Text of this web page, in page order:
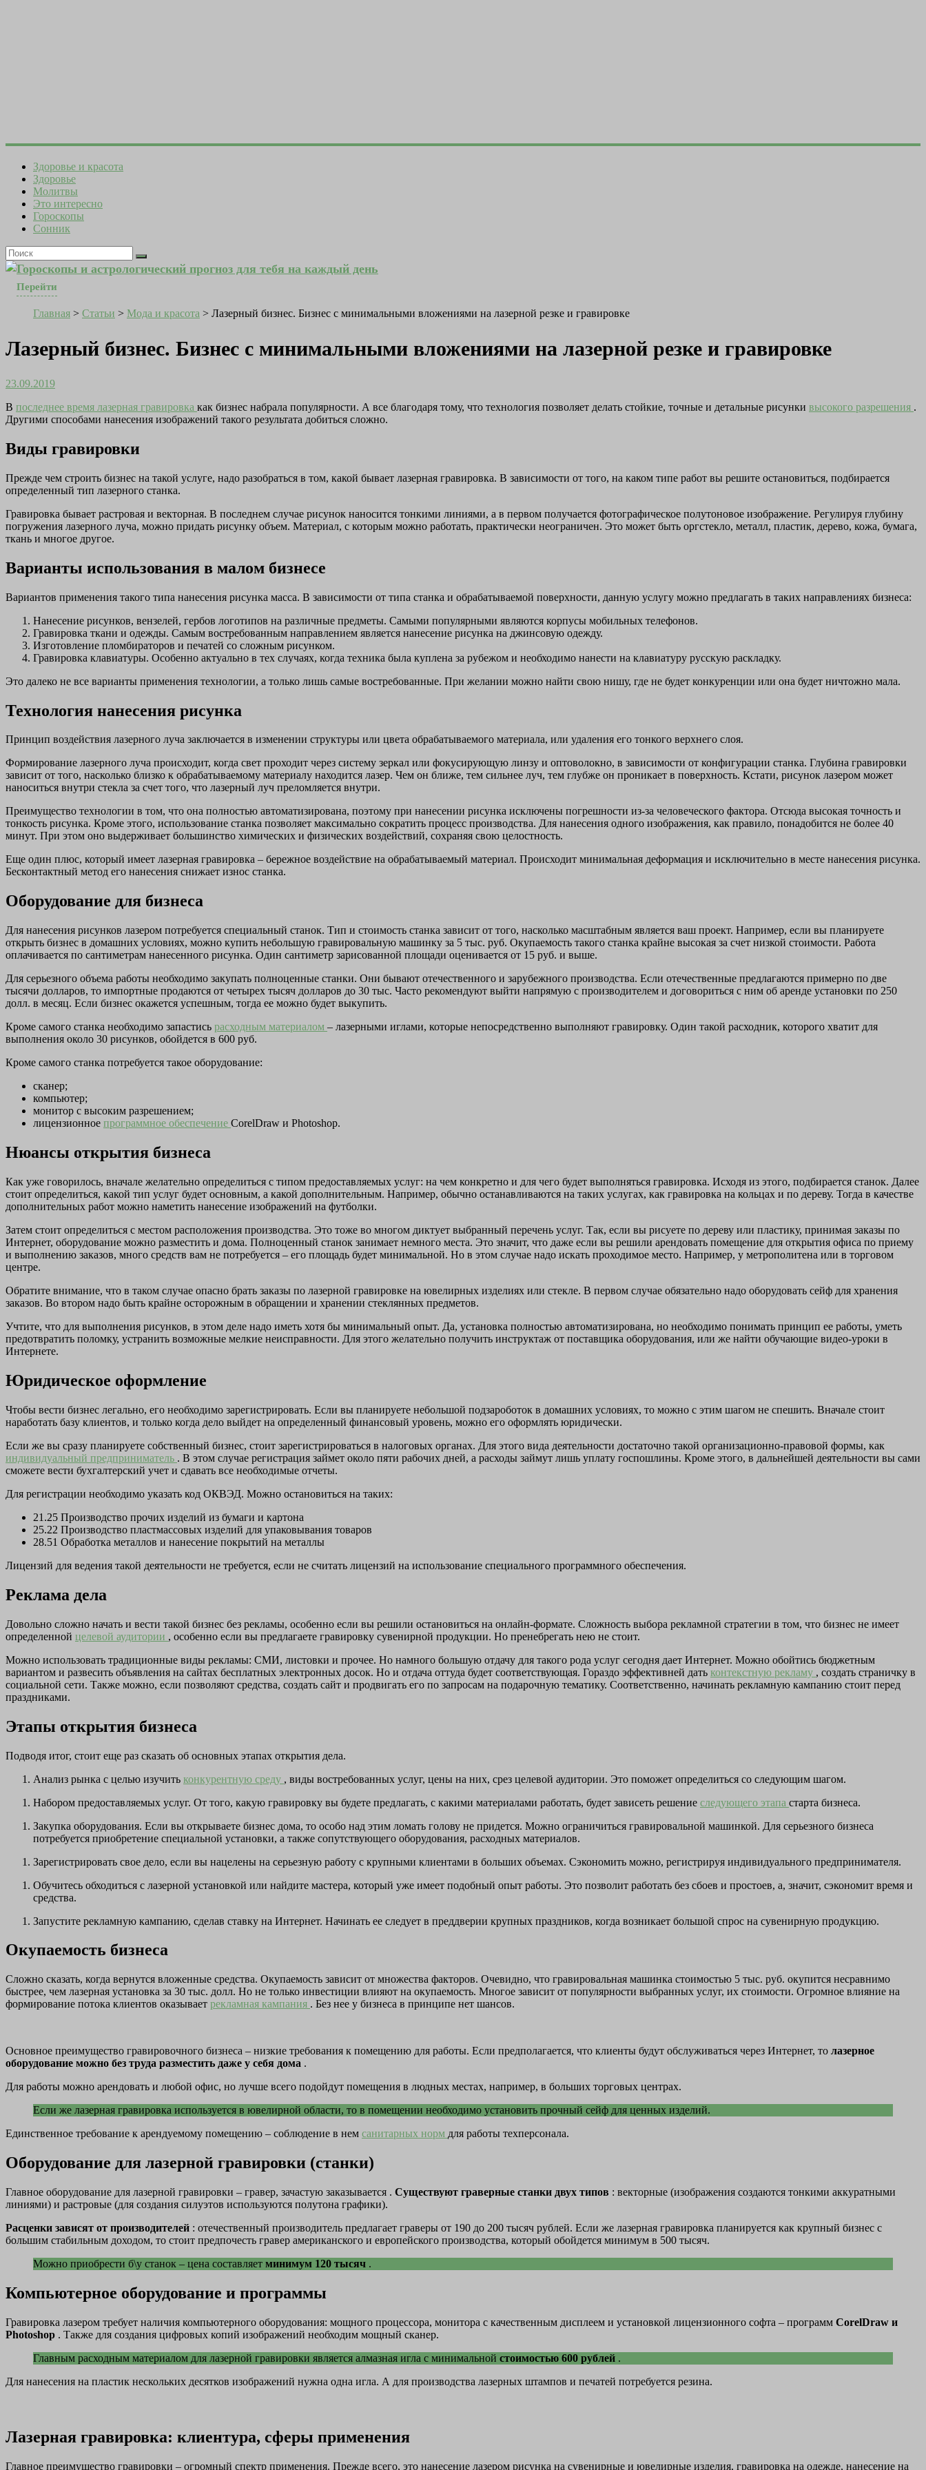
Здоровье и красота
Здоровье
Молитвы
Это интересно
Гороскопы
Сонник
Гороскопы и астрологический прогноз для тебя на каждый день
Перейти
Главная > Статьи > Мода и красота > Лазерный бизнес. Бизнес с минимальными вложениями на лазерной резке и гравировке
Лазерный бизнес. Бизнес с минимальными вложениями на лазерной резке и гравировке
23.09.2019
В последнее время лазерная гравировка как бизнес набрала популярности. А все благодаря тому, что технология позволяет делать стойкие, точные и детальные рисунки высокого разрешения .
Другими способами нанесения изображений такого результата добиться сложно.
Виды гравировки
Прежде чем строить бизнес на такой услуге, надо разобраться в том, какой бывает лазерная гравировка. В зависимости от того, на каком типе работ вы решите остановиться, подбирается
определенный тип лазерного станка.
Гравировка бывает растровая и векторная. В последнем случае рисунок наносится тонкими линиями, а в первом получается фотографическое полутоновое изображение. Регулируя глубину
погружения лазерного луча, можно придать рисунку объем. Материал, с которым можно работать, практически неограничен. Это может быть оргстекло, металл, пластик, дерево, кожа, бумага,
ткань и многое другое.
Варианты использования в малом бизнесе
Вариантов применения такого типа нанесения рисунка масса. В зависимости от типа станка и обрабатываемой поверхности, данную услугу можно предлагать в таких направлениях бизнеса:
Нанесение рисунков, вензелей, гербов логотипов на различные предметы. Самыми популярными являются корпусы мобильных телефонов.
Гравировка ткани и одежды. Самым востребованным направлением является нанесение рисунка на джинсовую одежду.
Изготовление пломбираторов и печатей со сложным рисунком.
Гравировка клавиатуры. Особенно актуально в тех случаях, когда техника была куплена за рубежом и необходимо нанести на клавиатуру русскую раскладку.
Это далеко не все варианты применения технологии, а только лишь самые востребованные. При желании можно найти свою нишу, где не будет конкуренции или она будет ничтожно мала.
Технология нанесения рисунка
Принцип воздействия лазерного луча заключается в изменении структуры или цвета обрабатываемого материала, или удаления его тонкого верхнего слоя.
Формирование лазерного луча происходит, когда свет проходит через систему зеркал или фокусирующую линзу и оптоволокно, в зависимости от конфигурации станка. Глубина гравировки
зависит от того, насколько близко к обрабатываемому материалу находится лазер. Чем он ближе, тем сильнее луч, тем глубже он проникает в поверхность. Кстати, рисунок лазером может
наноситься внутри стекла за счет того, что лазерный луч преломляется внутри.
Преимущество технологии в том, что она полностью автоматизирована, поэтому при нанесении рисунка исключены погрешности из-за человеческого фактора. Отсюда высокая точность и
тонкость рисунка. Кроме этого, использование станка позволяет максимально сократить процесс производства. Для нанесения одного изображения, как правило, понадобится не более 40
минут. При этом оно выдерживает большинство химических и физических воздействий, сохраняя свою целостность.
Еще один плюс, который имеет лазерная гравировка – бережное воздействие на обрабатываемый материал. Происходит минимальная деформация и исключительно в месте нанесения рисунка.
Бесконтактный метод его нанесения снижает износ станка.
Оборудование для бизнеса
Для нанесения рисунков лазером потребуется специальный станок. Тип и стоимость станка зависит от того, насколько масштабным является ваш проект. Например, если вы планируете
открыть бизнес в домашних условиях, можно купить небольшую гравировальную машинку за 5 тыс. руб. Окупаемость такого станка крайне высокая за счет низкой стоимости. Работа
оплачивается по сантиметрам нанесенного рисунка. Один сантиметр зарисованной площади оценивается от 15 руб. и выше.
Для серьезного объема работы необходимо закупать полноценные станки. Они бывают отечественного и зарубежного производства. Если отечественные предлагаются примерно по две
тысячи долларов, то импортные продаются от четырех тысяч долларов до 30 тыс. Часто рекомендуют выйти напрямую с производителем и договориться с ним об аренде установки по 250
долл. в месяц. Если бизнес окажется успешным, тогда ее можно будет выкупить.
Кроме самого станка необходимо запастись расходным материалом – лазерными иглами, которые непосредственно выполняют гравировку. Один такой расходник, которого хватит для
выполнения около 30 рисунков, обойдется в 600 руб.
Кроме самого станка потребуется такое оборудование:
сканер;
компьютер;
монитор с высоким разрешением;
лицензионное программное обеспечение CorelDraw и Photoshop.
Нюансы открытия бизнеса
Как уже говорилось, вначале желательно определиться с типом предоставляемых услуг: на чем конкретно и для чего будет выполняться гравировка. Исходя из этого, подбирается станок. Далее
стоит определиться, какой тип услуг будет основным, а какой дополнительным. Например, обычно останавливаются на таких услугах, как гравировка на кольцах и по дереву. Тогда в качестве
дополнительных работ можно наметить нанесение изображений на футболки.
Затем стоит определиться с местом расположения производства. Это тоже во многом диктует выбранный перечень услуг. Так, если вы рисуете по дереву или пластику, принимая заказы по
Интернет, оборудование можно разместить и дома. Полноценный станок занимает немного места. Это значит, что даже если вы решили арендовать помещение для открытия офиса по приему
и выполнению заказов, много средств вам не потребуется – его площадь будет минимальной. Но в этом случае надо искать проходимое место. Например, у метрополитена или в торговом
центре.
Обратите внимание, что в таком случае опасно брать заказы по лазерной гравировке на ювелирных изделиях или стекле. В первом случае обязательно надо оборудовать сейф для хранения
заказов. Во втором надо быть крайне осторожным в обращении и хранении стеклянных предметов.
Учтите, что для выполнения рисунков, в этом деле надо иметь хотя бы минимальный опыт. Да, установка полностью автоматизирована, но необходимо понимать принцип ее работы, уметь
предотвратить поломку, устранить возможные мелкие неисправности. Для этого желательно получить инструктаж от поставщика оборудования, или же найти обучающие видео-уроки в
Интернете.
Юридическое оформление
Чтобы вести бизнес легально, его необходимо зарегистрировать. Если вы планируете небольшой подзароботок в домашних условиях, то можно с этим шагом не спешить. Вначале стоит
наработать базу клиентов, и только когда дело выйдет на определенный финансовый уровень, можно его оформлять юридически.
Если же вы сразу планируете собственный бизнес, стоит зарегистрироваться в налоговых органах. Для этого вида деятельности достаточно такой организационно-правовой формы, как
индивидуальный предприниматель . В этом случае регистрация займет около пяти рабочих дней, а расходы займут лишь уплату госпошлины. Кроме этого, в дальнейшей деятельности вы сами
сможете вести бухгалтерский учет и сдавать все необходимые отчеты.
Для регистрации необходимо указать код ОКВЭД. Можно остановиться на таких:
21.25 Производство прочих изделий из бумаги и картона
25.22 Производство пластмассовых изделий для упаковывания товаров
28.51 Обработка металлов и нанесение покрытий на металлы
Лицензий для ведения такой деятельности не требуется, если не считать лицензий на использование специального программного обеспечения.
Реклама дела
Довольно сложно начать и вести такой бизнес без рекламы, особенно если вы решили остановиться на онлайн-формате. Сложность выбора рекламной стратегии в том, что бизнес не имеет
определенной целевой аудитории , особенно если вы предлагаете гравировку сувенирной продукции. Но пренебрегать нею не стоит.
Можно использовать традиционные виды рекламы: СМИ, листовки и прочее. Но намного большую отдачу для такого рода услуг сегодня дает Интернет. Можно обойтись бюджетным
вариантом и развесить объявления на сайтах бесплатных электронных досок. Но и отдача оттуда будет соответствующая. Гораздо эффективней дать контекстную рекламу , создать страничку в
социальной сети. Также можно, если позволяют средства, создать сайт и продвигать его по запросам на подарочную тематику. Соответственно, начинать рекламную кампанию стоит перед
праздниками.
Этапы открытия бизнеса
Подводя итог, стоит еще раз сказать об основных этапах открытия дела.
Анализ рынка с целью изучить конкурентную среду , виды востребованных услуг, цены на них, срез целевой аудитории. Это поможет определиться со следующим шагом.
Набором предоставляемых услуг. От того, какую гравировку вы будете предлагать, с какими материалами работать, будет зависеть решение следующего этапа старта бизнеса.
Закупка оборудования. Если вы открываете бизнес дома, то особо над этим ломать голову не придется. Можно ограничиться гравировальной машинкой. Для серьезного бизнеса
потребуется приобретение специальной установки, а также сопутствующего оборудования, расходных материалов.
Зарегистрировать свое дело, если вы нацелены на серьезную работу с крупными клиентами в больших объемах. Сэкономить можно, регистрируя индивидуального предпринимателя.
Обучитесь обходиться с лазерной установкой или найдите мастера, который уже имеет подобный опыт работы. Это позволит работать без сбоев и простоев, а, значит, сэкономит время и
средства.
Запустите рекламную кампанию, сделав ставку на Интернет. Начинать ее следует в преддверии крупных праздников, когда возникает большой спрос на сувенирную продукцию.
Окупаемость бизнеса
Сложно сказать, когда вернутся вложенные средства. Окупаемость зависит от множества факторов. Очевидно, что гравировальная машинка стоимостью 5 тыс. руб. окупится несравнимо
быстрее, чем лазерная установка за 30 тыс. долл. Но не только инвестиции влияют на окупаемость. Многое зависит от популярности выбранных услуг, их стоимости. Огромное влияние на
формирование потока клиентов оказывает рекламная кампания . Без нее у бизнеса в принципе нет шансов.
Основное преимущество гравировочного бизнеса – низкие требования к помещению для работы. Если предполагается, что клиенты будут обслуживаться через Интернет, то лазерное
оборудование можно без труда разместить даже у себя дома .
Для работы можно арендовать и любой офис, но лучше всего подойдут помещения в людных местах, например, в больших торговых центрах.
Если же лазерная гравировка используется в ювелирной области, то в помещении необходимо установить прочный сейф для ценных изделий.
Единственное требование к арендуемому помещению – соблюдение в нем санитарных норм для работы техперсонала.
Оборудование для лазерной гравировки (станки)
Главное оборудование для лазерной гравировки – гравер, зачастую заказывается . Существуют граверные станки двух типов : векторные (изображения создаются тонкими аккуратными
линиями) и растровые (для создания силуэтов используются полутона графики).
Расценки зависят от производителей : отечественный производитель предлагает граверы от 190 до 200 тысяч рублей. Если же лазерная гравировка планируется как крупный бизнес с
большим стабильным доходом, то стоит предпочесть гравер американского и европейского производства, который обойдется минимум в 500 тысяч.
Можно приобрести б\у станок – цена составляет минимум 120 тысяч .
Компьютерное оборудование и программы
Гравировка лазером требует наличия компьютерного оборудования: мощного процессора, монитора с качественным дисплеем и установкой лицензионного софта – программ CorelDraw и
Photoshop . Также для создания цифровых копий изображений необходим мощный сканер.
Главным расходным материалом для лазерной гравировки является алмазная игла с минимальной стоимостью 600 рублей .
Для нанесения на пластик нескольких десятков изображений нужна одна игла. А для производства лазерных штампов и печатей потребуется резина.
Лазерная гравировка: клиентура, сферы применения
Главное преимущество гравировки – огромный спектр применения. Прежде всего, это нанесение лазером рисунка на сувенирные и ювелирные изделия, гравировка на одежде, нанесение на